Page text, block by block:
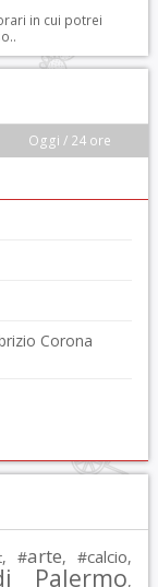
in cui potrei
Oggi / 24 ore
Corona
, #arte, #calcio,
Palermo,